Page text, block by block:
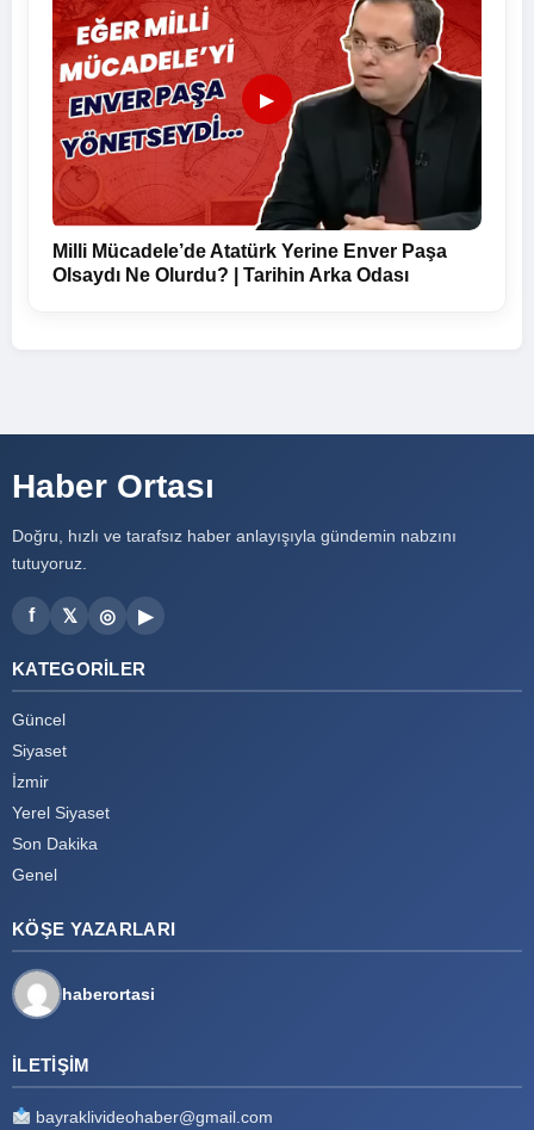
▶
Milli Mücadele’de Atatürk Yerine Enver Paşa
Olsaydı Ne Olurdu? | Tarihin Arka Odası
Haber Ortası
Doğru, hızlı ve tarafsız haber anlayışıyla gündemin nabzını
tutuyoruz.
f 𝕏 ◎ ▶
KATEGORILER
Güncel
Siyaset
İzmir
Yerel Siyaset
Son Dakika
Genel
KÖŞE YAZARLARI
haberortasi
İLETIŞIM
bayraklivideohaber@gmail.com